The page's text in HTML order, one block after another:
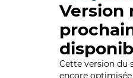
Version
Cette version du
encore